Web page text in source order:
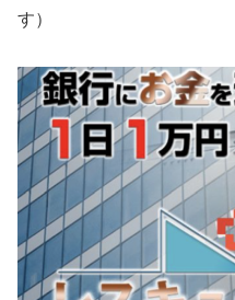
す）